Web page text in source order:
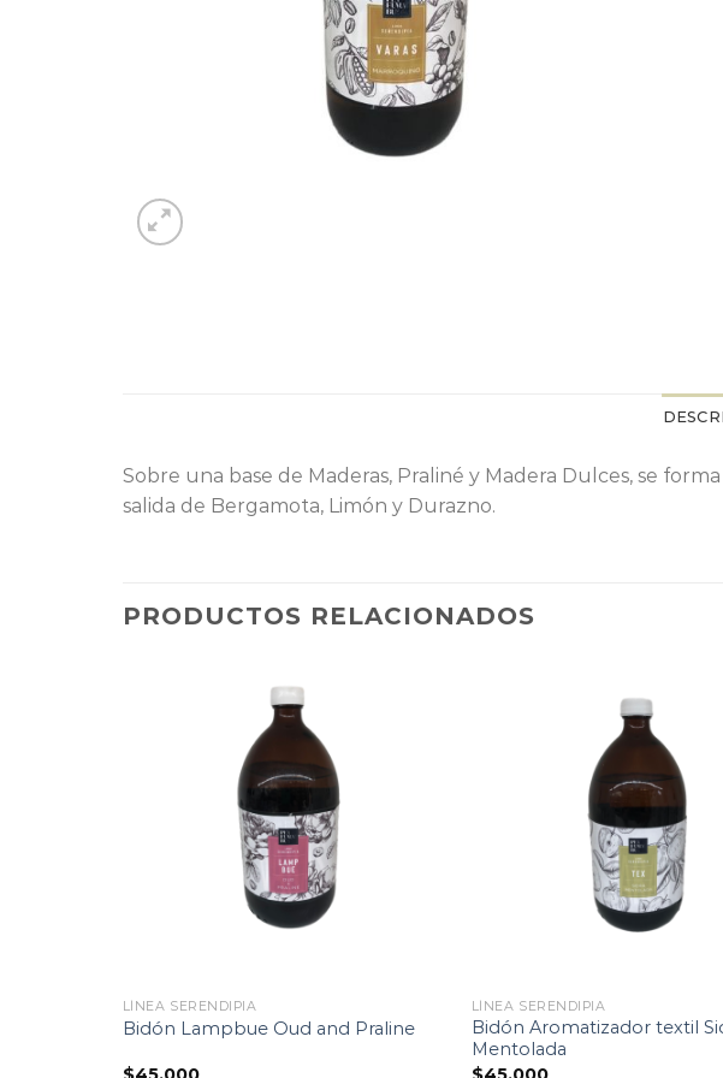
Sobre una base de Maderas, Praliné y Madera Dulces, se
salida de Bergamota, Limón y Durazno.
PRODUCTOS RELACIONADOS
LÍNEA SERENDIPIA
Bidón Lampbue Oud and Praline
LÍNEA SERENDIPIA
Bidón Aromatizador textil
Mentolada